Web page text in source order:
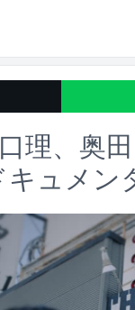
理、奥
ュメン